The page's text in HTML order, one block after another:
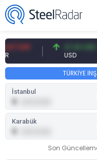
EUR 47,61 USD
USD
TÜRKİYE
Son
İstanbul
Karabük